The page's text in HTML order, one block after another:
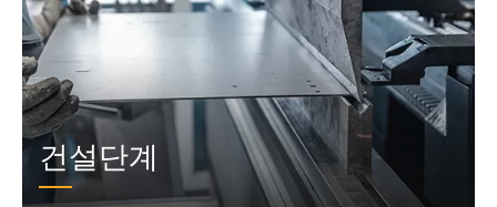
건설단계